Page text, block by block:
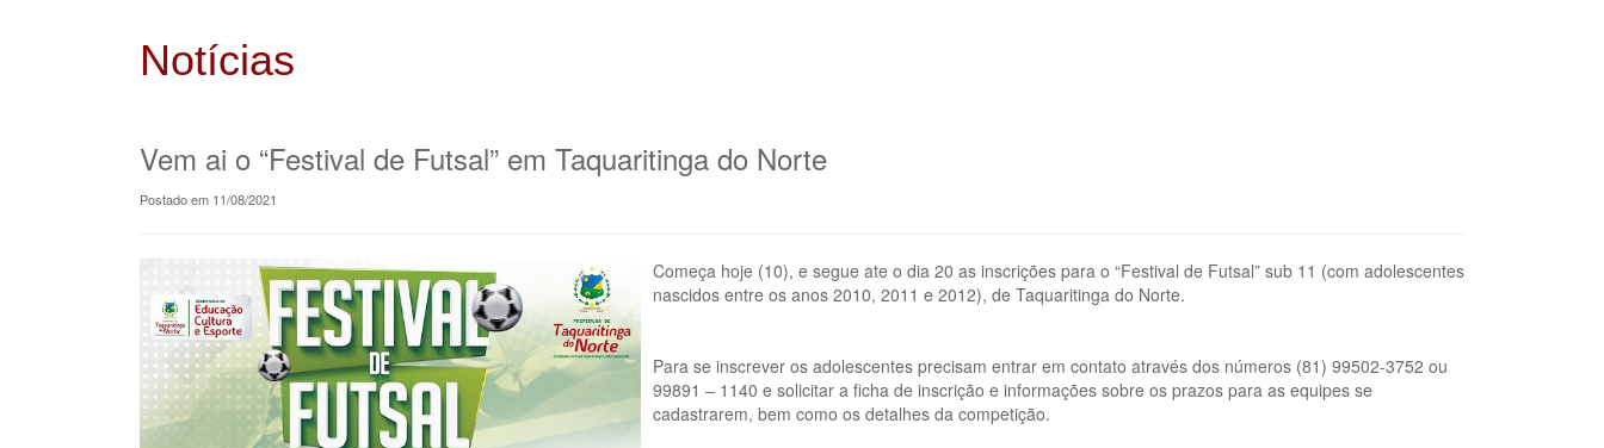
Notícias
Vem ai o “Festival de Futsal” em Taquaritinga do Norte
Postado em 11/08/2021
Começa hoje (10), e segue ate o dia 20 as inscrições para o “Festival de Futsal” sub 11 (com adolescentes
nascidos entre os anos 2010, 2011 e 2012), de Taquaritinga do Norte.
Para se inscrever os adolescentes precisam entrar em contato através dos números (81) 99502-3752 ou
99891 – 1140 e solicitar a ficha de inscrição e informações sobre os prazos para as equipes se
cadastrarem, bem como os detalhes da competição.